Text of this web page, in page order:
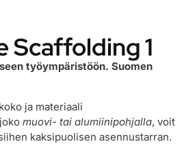
Scaffolding 1
työympäristöön. Suomen
ja materiaali
muovi- tai alumiinipohjalla, voit
kaksipuolisen asennustarran.